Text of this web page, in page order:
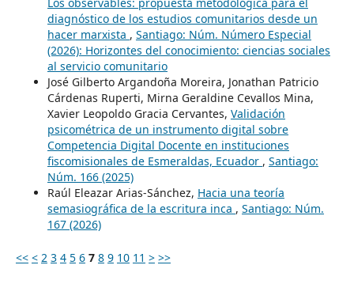
diagnóstico de los estudios comunitarios desde un
hacer marxista , Santiago: Núm. Número Especial
(2026): Horizontes del conocimiento: ciencias sociales
al servicio comunitario
José Gilberto Argandoña Moreira, Jonathan Patricio
Cárdenas Ruperti, Mirna Geraldine Cevallos Mina,
Xavier Leopoldo Gracia Cervantes, Validación
psicométrica de un instrumento digital sobre
Competencia Digital Docente en instituciones
fiscomisionales de Esmeraldas, Ecuador , Santiago:
Núm. 166 (2025)
Raúl Eleazar Arias-Sánchez, Hacia una teoría
semasiográfica de la escritura inca , Santiago: Núm.
167 (2026)
<< < 2 3 4 5 6 7 8 9 10 11 > >>